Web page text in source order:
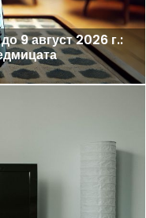
9 август 2026 г.: